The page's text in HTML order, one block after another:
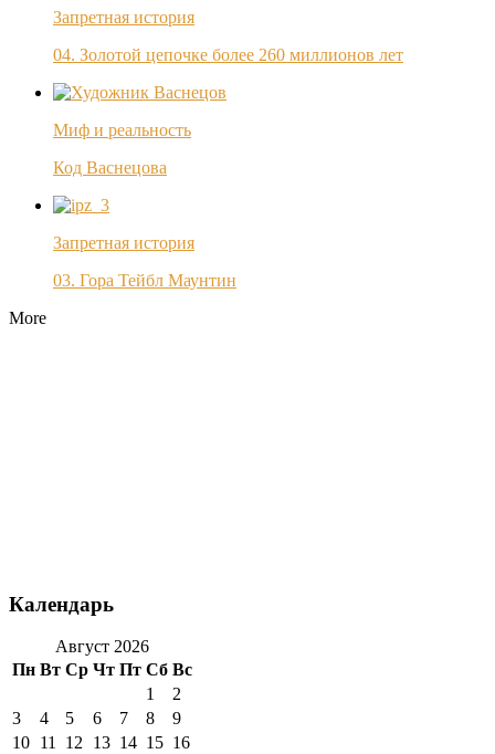
Запретная история
04. Золотой цепочке более 260 миллионов лет
Миф и реальность
Код Васнецова
Запретная история
03. Гора Тейбл Маунтин
More
Календарь
Август 2026
Пн Вт Ср Чт Пт Сб Вс
1
2
3
4 5 6 7 8
9
10 11 12 13 14 15 16